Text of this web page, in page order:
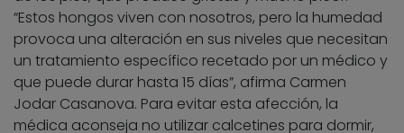
“Estos hongos viven con nosotros, pero la humedad
provoca una alteración en sus niveles que necesitan
un tratamiento específico recetado por un médico y
que puede durar hasta 15 días”, afirma Carmen
Jodar Casanova. Para evitar esta afección, la
médica aconseja no utilizar calcetines para dormir,